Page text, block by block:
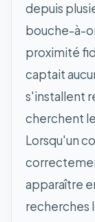
depuis
bouche-à-
proximité
captait
s'installent
cherchent
Lorsqu'un
apparaître
recherches